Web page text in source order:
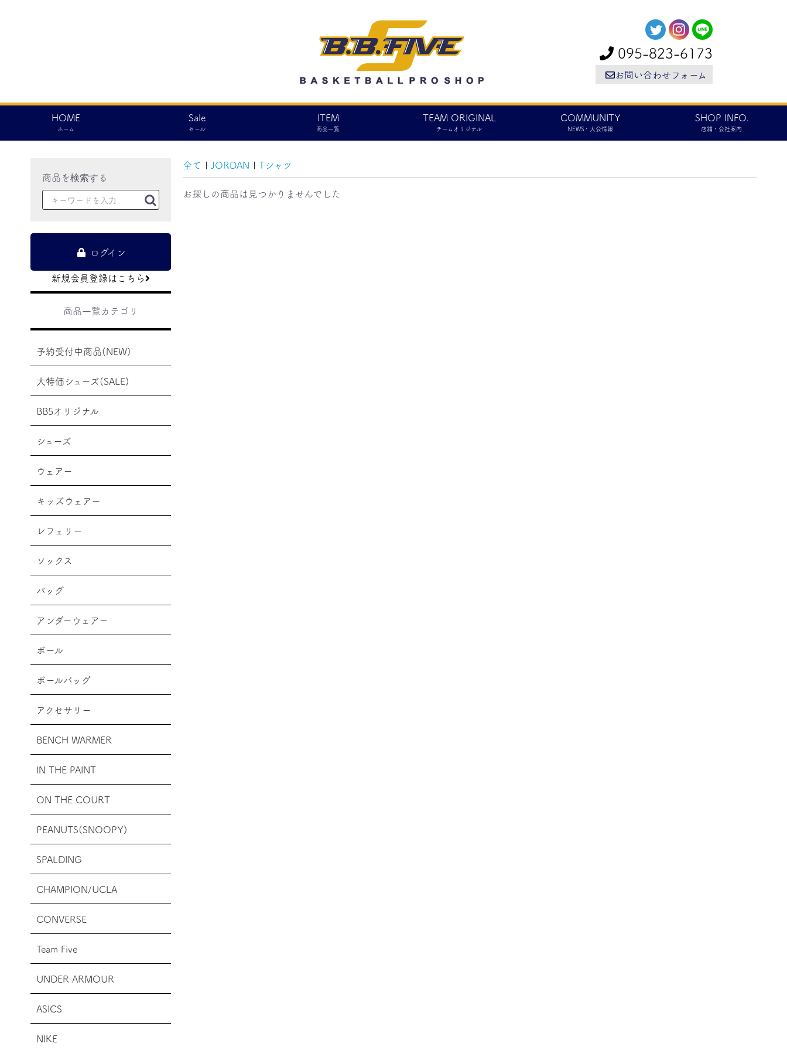
095-823-6173
お問い合わせフォーム
HOME
ホーム
Sale
セール
ITEM
商品一覧
TEAM ORIGINAL
チームオリジナル
COMMUNITY
NEWS・大会情報
SHOP INFO.
店舗・会社案内
ログイン
新規会員登録はこちら
商品一覧カテゴリ
予約受付中商品(NEW)
大特価シューズ(SALE)
BB5オリジナル
シューズ
ウェアー
キッズウェアー
レフェリー
ソックス
バッグ
アンダーウェアー
ボール
ボールバッグ
アクセサリー
BENCH WARMER
IN THE PAINT
ON THE COURT
PEANUTS(SNOOPY)
SPALDING
CHAMPION/UCLA
CONVERSE
Team Five
UNDER ARMOUR
ASICS
NIKE
全て | JORDAN | Tシャツ
お探しの商品は見つかりませんでした